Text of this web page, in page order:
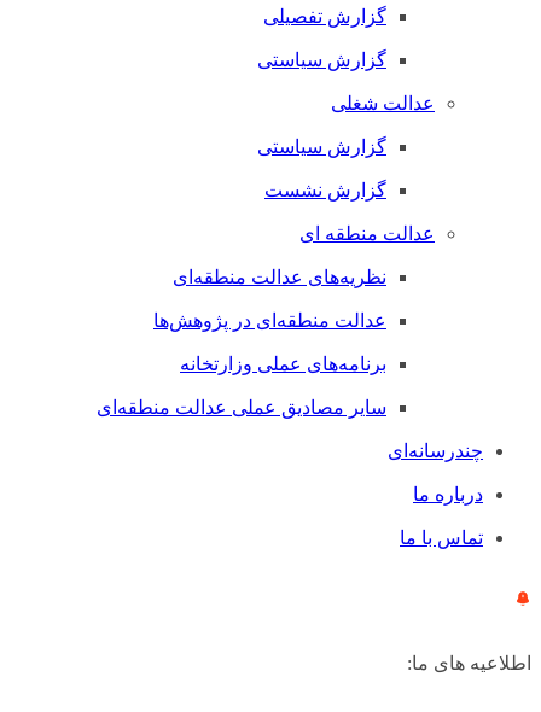
گزارش تفصیلی
گزارش سیاستی
عدالت شغلی
گزارش سیاستی
گزارش نشست
عدالت منطقه ای
نظریه‌های عدالت منطقه‌ای
عدالت منطقه‌ای در پژوهش‌ها
برنامه‌های عملی وزارتخانه
سایر مصادیق عملی عدالت منطقه‌ای
چندرسانه‌ای
درباره ما
تماس با ما
اطلاعیه های ما: